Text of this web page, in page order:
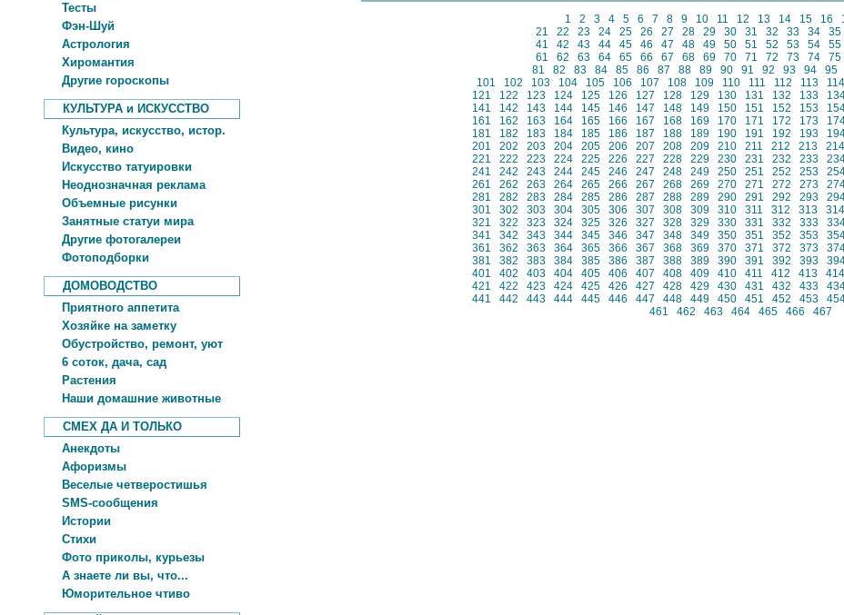
Тесты
Фэн-Шуй
Астрология
Хиромантия
Другие гороскопы
КУЛЬТУРА и ИСКУССТВО
Культура, искусство, истор.
Видео, кино
Искусство татуировки
Неоднозначная реклама
Объемные рисунки
Занятные статуи мира
Другие фотогалереи
Фотоподборки
ДОМОВОДСТВО
Приятного аппетита
Хозяйке на заметку
Обустройство, ремонт, уют
6 соток, дача, сад
Растения
Наши домашние животные
СМЕХ ДА И ТОЛЬКО
Анекдоты
Афоризмы
Веселые четверостишья
SMS-сообщения
Истории
Стихи
Фото приколы, курьезы
А знаете ли вы, что...
Юморительное чтиво
1 2 3 4 5 6 7 8 9 10 11 12 13 14 15 16
21
22 23 24 25 26 27 28 29 30 31 32 33 34 35
41
42 43 44 45 46 47 48 49 50 51 52 53 54 55
61
62 63 64 65 66 67 68 69 70 71 72 73 74 75
81
82 83 84 85 86 87 88 89 90 91 92 93 94 95
101
102 103 104 105 106 107 108 109 110 111 112 113 114
121
122 123 124 125 126 127 128 129 130 131 132 133
141
142 143 144 145 146 147 148 149 150 151 152 153
161
162 163 164 165 166 167 168 169 170 171 172 173
181
182 183 184 185 186 187 188 189 190 191 192 193
201
202 203 204 205 206 207 208 209 210 211 212 213 214
221
222 223 224 225 226 227 228 229 230 231 232 233
241
242 243 244 245 246 247 248 249 250 251 252 253
261
262 263 264 265 266 267 268 269 270 271 272 273
281
282 283 284 285 286 287 288 289 290 291 292 293
301
302 303 304 305 306 307 308 309 310 311 312 313 314
321
322 323 324 325 326 327 328 329 330 331 332 333
341
342 343 344 345 346 347 348 349 350 351 352 353
361
362 363 364 365 366 367 368 369 370 371 372 373
381
382 383 384 385 386 387 388 389 390 391 392 393
401
402 403 404 405 406 407 408 409 410 411 412 413 414
421
422 423 424 425 426 427 428 429 430 431 432 433
441
442 443 444 445 446 447 448 449 450 451 452 453
461
462 463 464 465 466 467